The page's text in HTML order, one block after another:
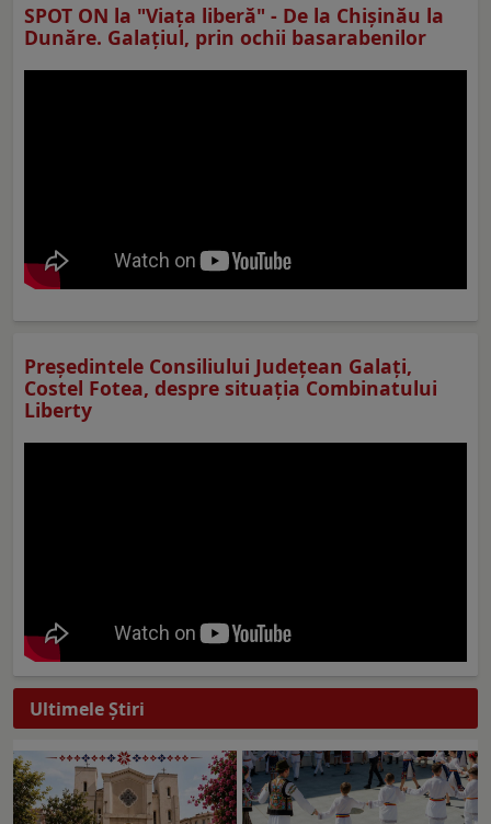
SPOT ON la "Viaţa liberă" - De la Chișinău la
Dunăre. Galațiul, prin ochii basarabenilor
Preşedintele Consiliului Judeţean Galaţi,
Costel Fotea, despre situaţia Combinatului
Liberty
Ultimele Ştiri